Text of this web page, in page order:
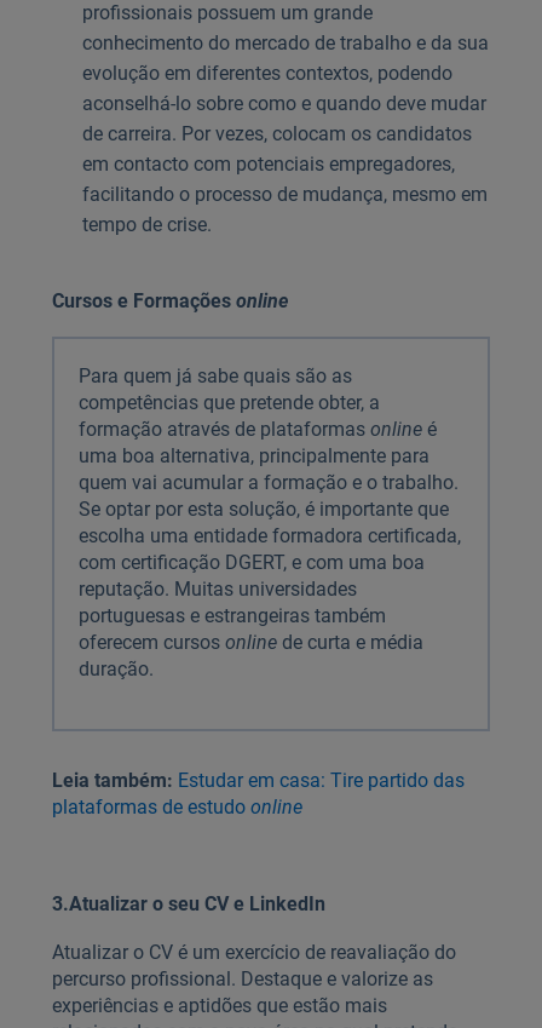
profissionais possuem um grande
conhecimento do mercado de trabalho e da sua
evolução em diferentes contextos, podendo
aconselhá-lo sobre como e quando deve mudar
de carreira. Por vezes, colocam os candidatos
em contacto com potenciais empregadores,
facilitando o processo de mudança, mesmo em
tempo de crise.
Cursos e Formações online
Para quem já sabe quais são as
competências que pretende obter, a
formação através de plataformas onlineé
uma boa alternativa, principalmente para
quem vai acumular a formação e o trabalho.
Se optar por esta solução, é importante que
escolha uma entidade formadora certificada,
com certificação DGERT, e com uma boa
reputação. Muitas universidades
portuguesas e estrangeiras também
oferecem cursos onlinede curta e média
duração.
Leia também: Estudar em casa: Tire partido das
plataformas de estudo online
3.Atualizar o seu CV e LinkedIn
Atualizar o CV é um exercício de reavaliação do
percurso profissional. Destaque e valorize as
experiências e aptidões que estão mais